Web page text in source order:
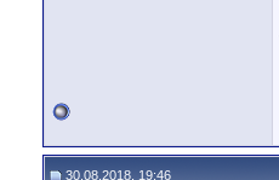
30.08.2018, 19:46